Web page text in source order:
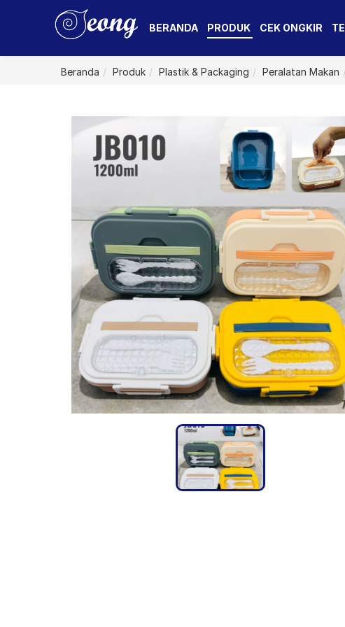
BERANDA PRODUK CEK ONGKIR
Beranda Produk Plastik & Packaging Peralatan Makan